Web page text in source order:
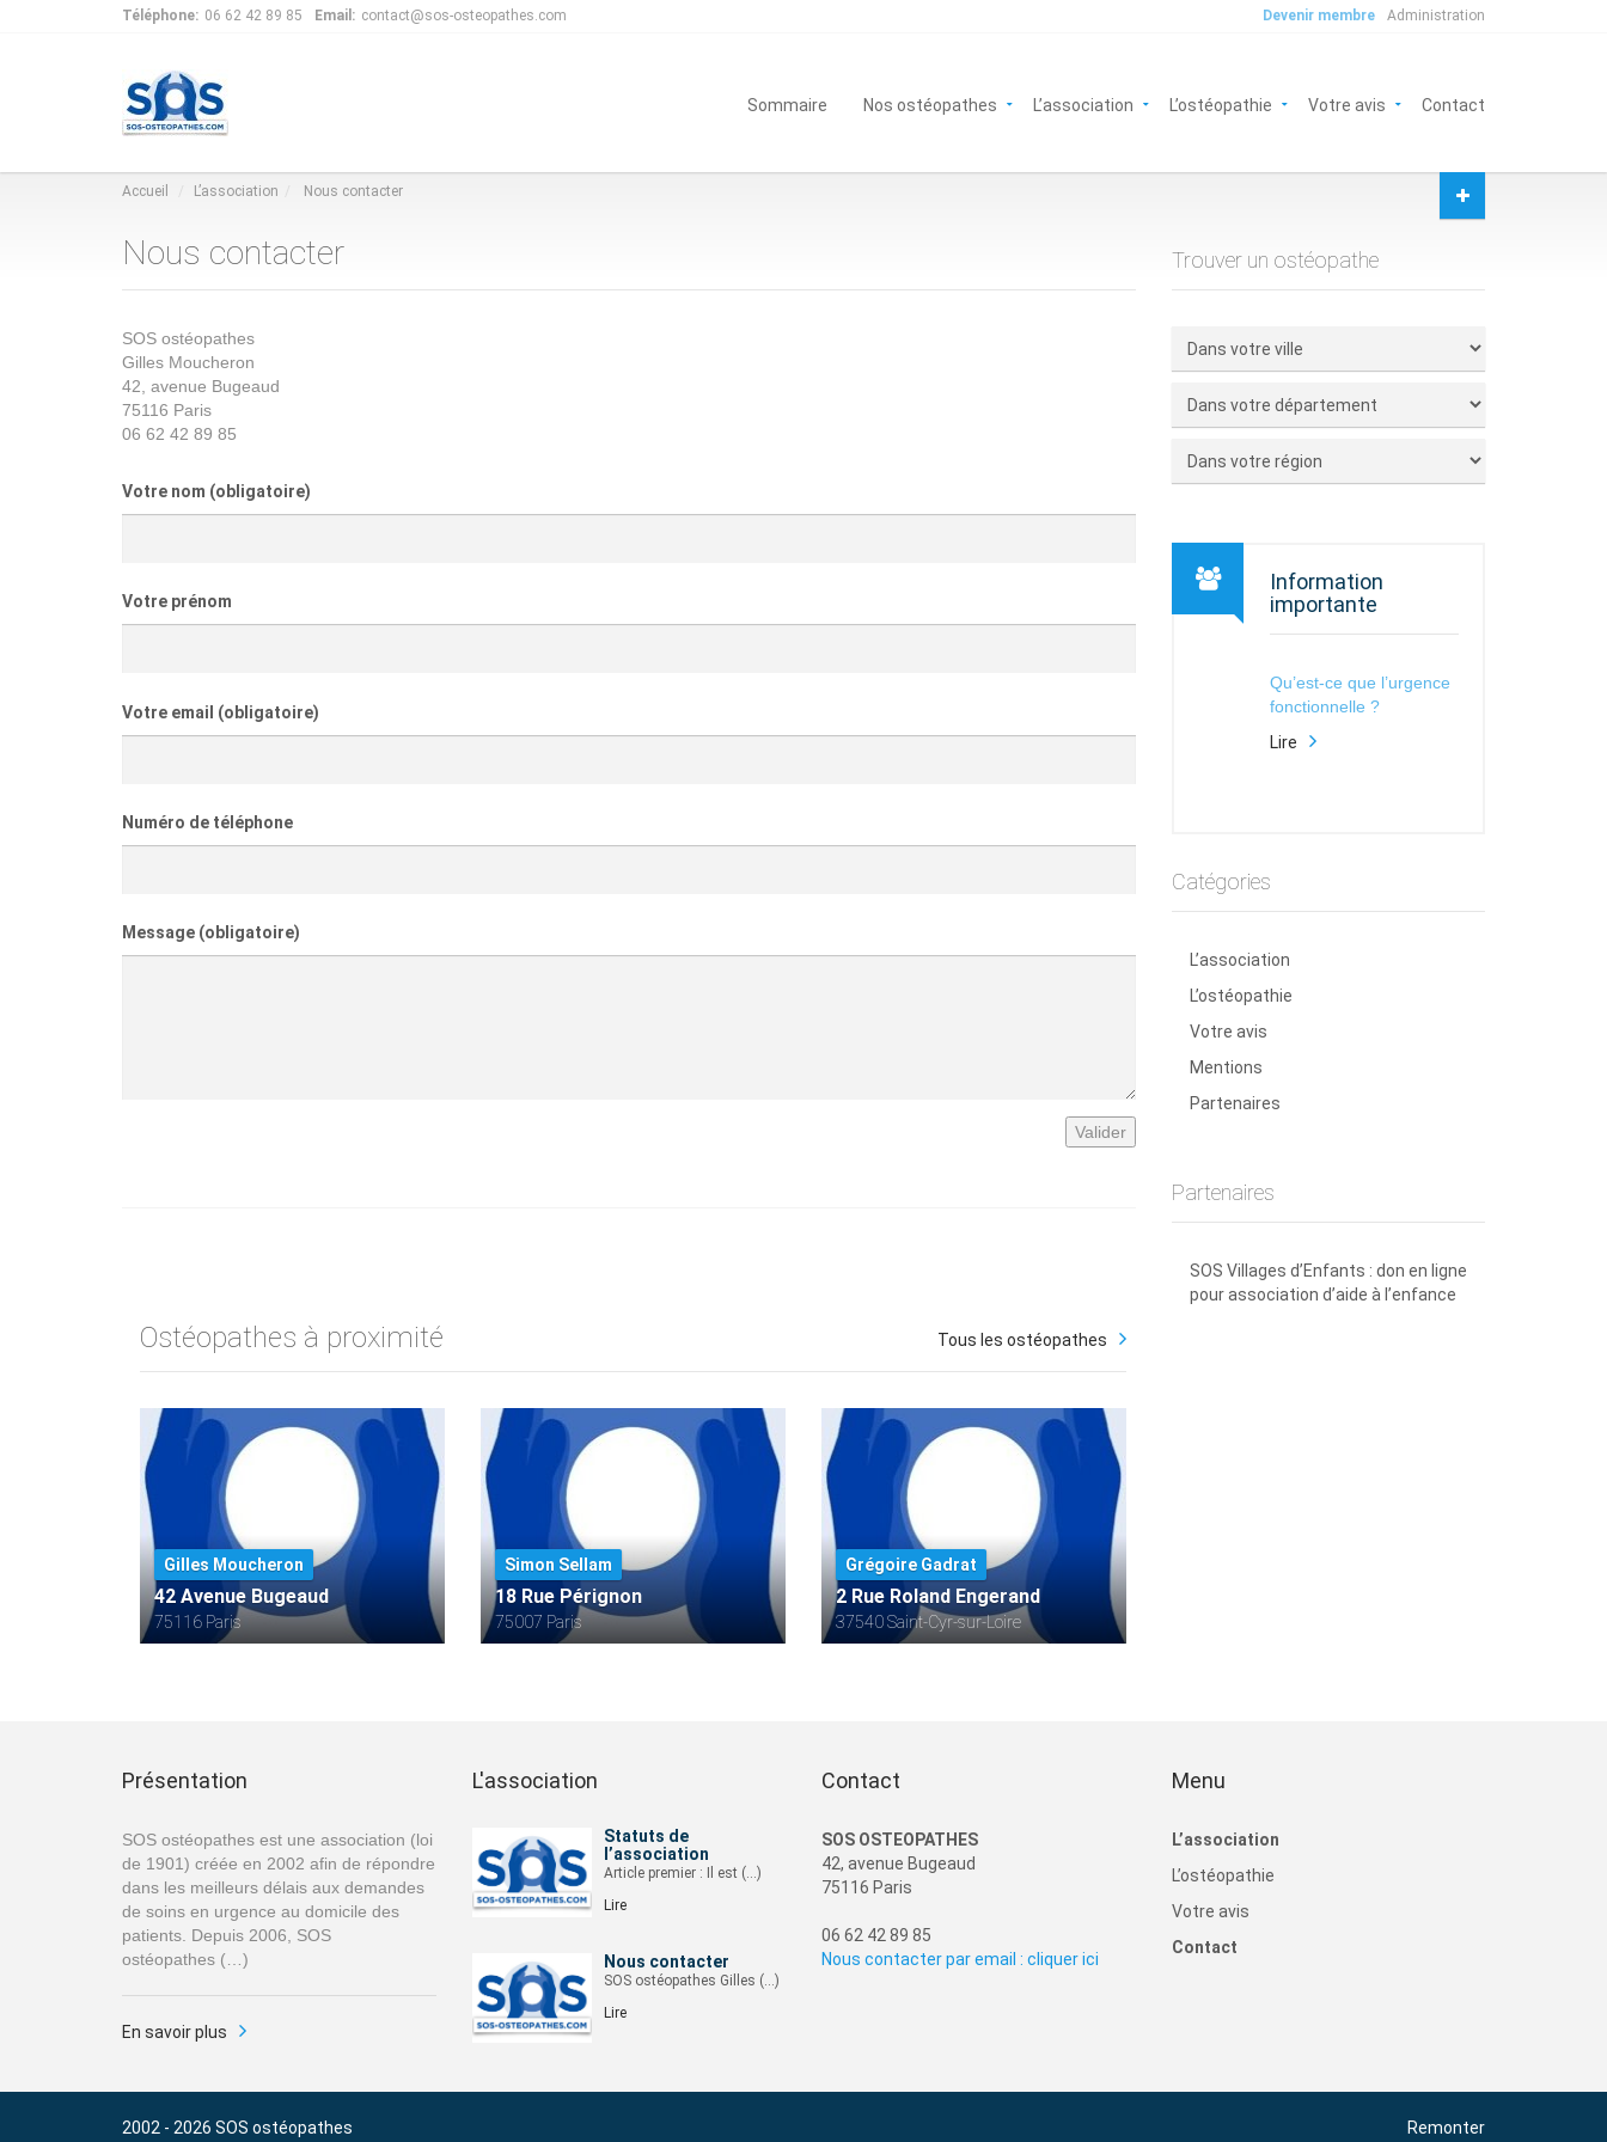
Téléphone: 06 62 42 89 85 Email: contact@sos-osteopathes.com Devenir membre Administration
Sommaire Nos ostéopathes L’association L’ostéopathie Votre avis Contact
Accueil L’association Nous contacter
Nous contacter
SOS ostéopathes
Gilles Moucheron
42, avenue Bugeaud
75116 Paris
06 62 42 89 85
Votre nom (obligatoire)
Votre prénom
Votre email (obligatoire)
Numéro de téléphone
Message (obligatoire)
Valider
Ostéopathes à proximité Tous les ostéopathes
Gilles Moucheron
42 Avenue Bugeaud
75116 Paris
Simon Sellam
18 Rue Pérignon
75007 Paris
Grégoire Gadrat
2 Rue Roland Engerand
37540 Saint-Cyr-sur-Loire
Trouver un ostéopathe
Information
importante
Qu’est-ce que l’urgence
fonctionnelle ?
Lire
Catégories
L’association
L’ostéopathie
Votre avis
Mentions
Partenaires
Partenaires
SOS Villages d’Enfants : don en ligne
pour association d’aide à l’enfance
Présentation
SOS ostéopathes est une association (loi
de 1901) créée en 2002 afin de répondre
dans les meilleurs délais aux demandes
de soins en urgence au domicile des
patients. Depuis 2006, SOS
ostéopathes (…)
En savoir plus
L'association
Statuts de
l’association
Article premier : Il est (…)
Lire
Nous contacter
SOS ostéopathes Gilles (…)
Lire
Contact
SOS OSTEOPATHES
42, avenue Bugeaud
75116 Paris
06 62 42 89 85
Nous contacter par email : cliquer ici
Menu
L’association
L’ostéopathie
Votre avis
Contact
2002 - 2026 SOS ostéopathes Remonter